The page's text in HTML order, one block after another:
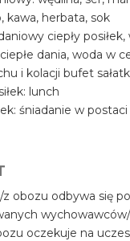
kawa, herbata, sok
ciepły
dania, woda w
i kolacji bufet
lunch
śniadanie w
z obozu odbywa się
oczekuje na